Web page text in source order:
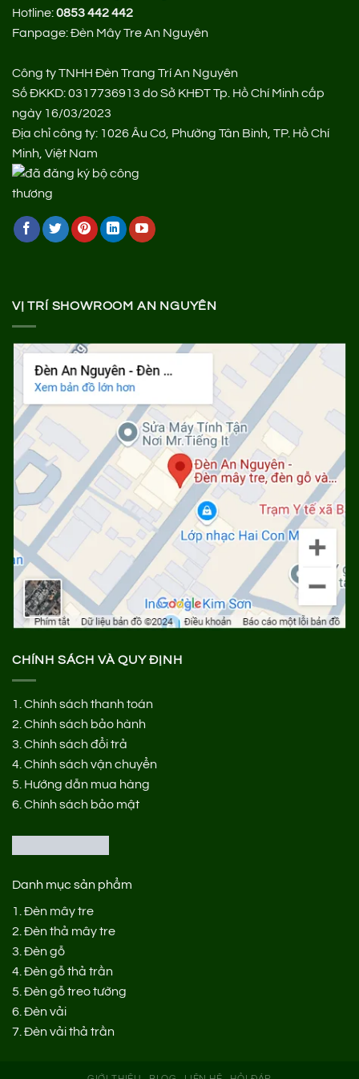
Hotline:0853 442 442
Fanpage:Đèn Mây Tre An Nguyên
Công ty TNHH Đèn Trang Trí An Nguyên
Số ĐKKD: 0317736913 do Sở KHĐT Tp. Hồ Chí Minh cấp
ngày 16/03/2023
Địa chỉ công ty: 1026 Âu Cơ, Phường Tân Bình, TP. Hồ Chí
Minh, Việt Nam
VỊ TRÍ SHOWROOM AN NGUYÊN
CHÍNH SÁCH VÀ QUY ĐỊNH
1. Chính sách thanh toán
2. Chính sách bảo hành
3. Chính sách đổi trả
4. Chính sách vận chuyển
5. Hướng dẫn mua hàng
6. Chính sách bảo mật
Danh mục sản phẩm
1. Đèn mây tre
2. Đèn thả mây tre
3. Đèn gỗ
4. Đèn gỗ thả trần
5. Đèn gỗ treo tường
6. Đèn vải
7. Đèn vải thả trần